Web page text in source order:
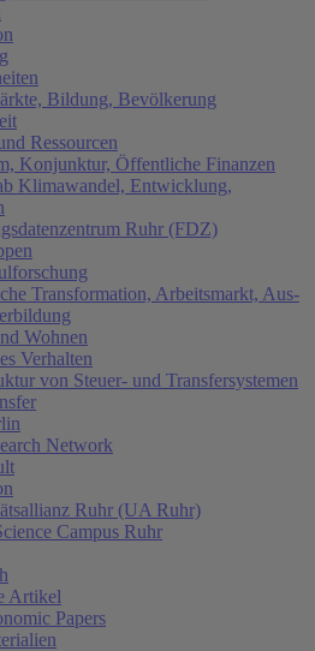
Bildung, Bevölkerung
Ressourcen
Konjunktur, Öffentliche Finanzen
Klimawandel, Entwicklung,
Ruhr (FDZ)
Transformation, Arbeitsmarkt, Aus-
Wohnen
Verhalten
von Steuer- und Transfersystemen
Network
Ruhr (UA Ruhr)
Campus Ruhr
Artikel
Papers